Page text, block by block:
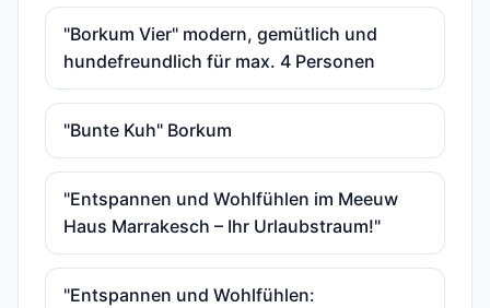
"Borkum Vier" modern, gemütlich und
hundefreundlich für max. 4 Personen
"Bunte Kuh" Borkum
"Entspannen und Wohlfühlen im Meeuw
Haus Marrakesch – Ihr Urlaubstraum!"
"Entspannen und Wohlfühlen: